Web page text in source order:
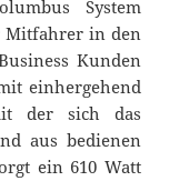
System
Mitfahrer in den
Kunden
einhergehend
der sich das
aus bedienen
ein 610 Watt